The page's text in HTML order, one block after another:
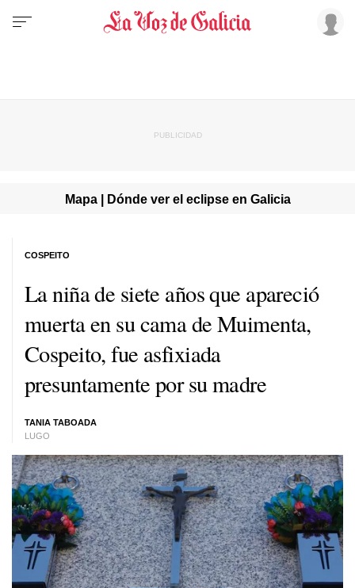
Mapa | Dónde ver el eclipse en Galicia
La niña de siete años que apareció
muerta en su cama de Muimenta,
Cospeito, fue asfixiada
presuntamente por su madre
TANIA TABOADA
LUGO
COSPEITO